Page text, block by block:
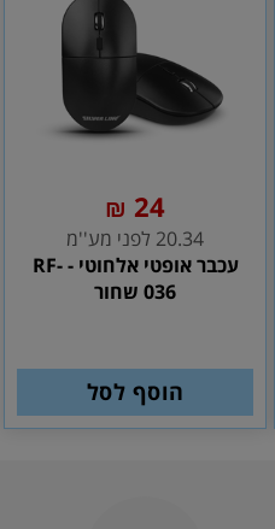
24
₪
20.34 לפני מע''מ
עכבר אופטי אלחוטי - RF-
036 שחור
הוסף לסל